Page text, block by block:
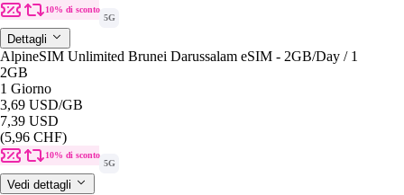
10% di sconto
5G
Dettagli
AlpineSIM Unlimited Brunei Darussalam eSIM - 2GB/Day / 1
2GB
1 Giorno
3,69 USD/GB
7,39 USD
(5,96 CHF)
10% di sconto
5G
Vedi dettagli